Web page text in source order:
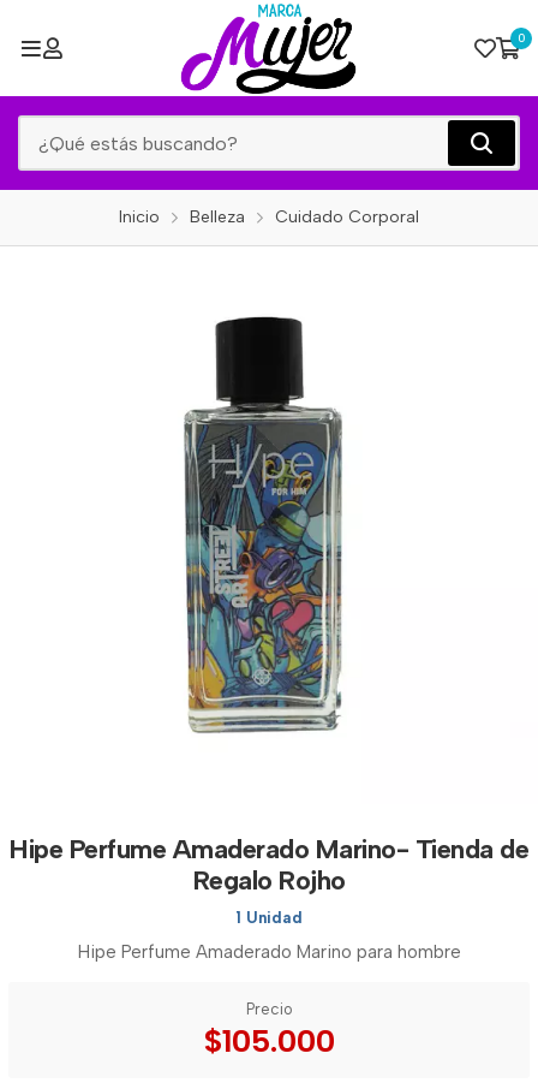
0
Inicio Belleza Cuidado Corporal
Hipe Perfume Amaderado Marino- Tienda de
Regalo Rojho
1 Unidad
Hipe Perfume Amaderado Marino para hombre
Precio
$105.000